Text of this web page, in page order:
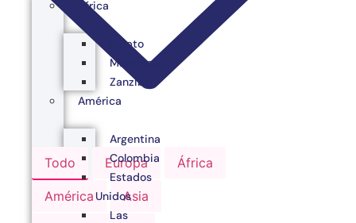
Todo Europa África
América Asia
África
Egipto
Marruecos
Zanzibar
América
Argentina
Colombia
Estados
Unidos
Las